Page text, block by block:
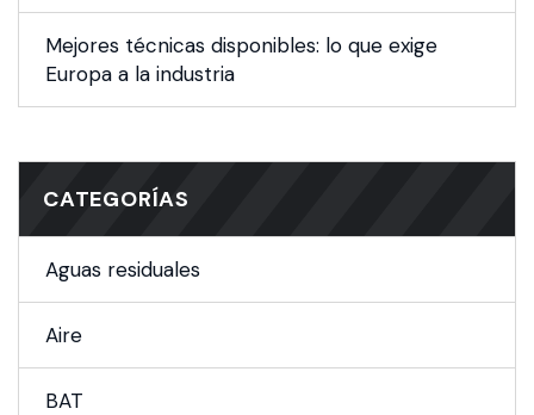
Mejores técnicas disponibles: lo que exige
Europa a la industria
CATEGORÍAS
Aguas residuales
Aire
BAT